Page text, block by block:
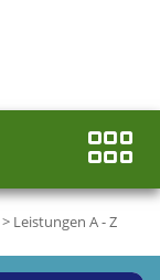
> Leistungen A - Z